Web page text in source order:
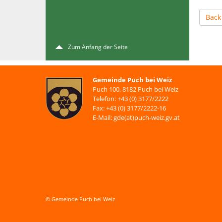
Zum Anfang der Seite
Gemeinde Puch bei Weiz
Puch 100, 8182 Puch bei Weiz
Telefon: +43 (0) 3177/2222
Fax: +43 (0) 3177/2222-16
E-Mail: gde(at)puch-weiz.gv.at
© Gemeinde Puch bei Weiz